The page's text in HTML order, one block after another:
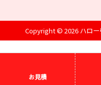
Copyright © 2026 ハロ
お見積